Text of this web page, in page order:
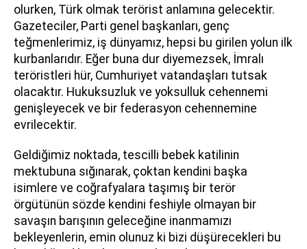
olurken, Türk olmak terörist anlamına gelecektir.
Gazeteciler, Parti genel başkanları, genç
teğmenlerimiz, iş dünyamız, hepsi bu girilen yolun ilk
kurbanlarıdır. Eğer buna dur diyemezsek, İmralı
teröristleri hür, Cumhuriyet vatandaşları tutsak
olacaktır. Hukuksuzluk ve yoksulluk cehennemi
genişleyecek ve bir federasyon cehennemine
evrilecektir.
Geldiğimiz noktada, tescilli bebek katilinin
mektubuna sığınarak, çoktan kendini başka
isimlere ve coğrafyalara taşımış bir terör
örgütünün sözde kendini feshiyle olmayan bir
savaşın barışının geleceğine inanmamızı
bekleyenlerin, emin olunuz ki bizi düşürecekleri bu